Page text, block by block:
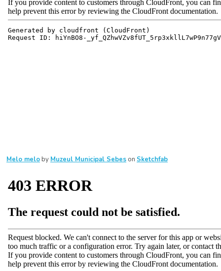
Melo melo by Muzeul Municipal Sebes on Sketchfab